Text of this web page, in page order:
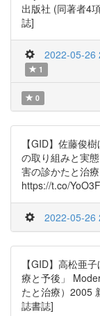
出版社 (同著者4
誌]
2022-05-26
1
0
【GID】佐藤俊
の取り組みと実
害の診かたと治
https://t.co/
2022-05-26
【GID】高松亜
療と予後」
たと治療）2005
誌書誌]